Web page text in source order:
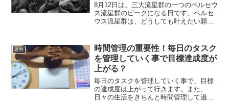
8月12日は、三大流星群の一つのペルセウ
ス流星群のピークになる日です。ペルセ
ウス流星群は、どうしても叶えたい願い
おすすめです。ペルセウス流星群に願い
を叶える方法です。
運勢
時間管理の重要性！毎日のタスク
を管理していく事で目標達成度が
上がる？
毎日のタスクを管理していく事で、目標
の達成度は上がって行きます。また、
日々の生活をきちんと時間管理して過ご